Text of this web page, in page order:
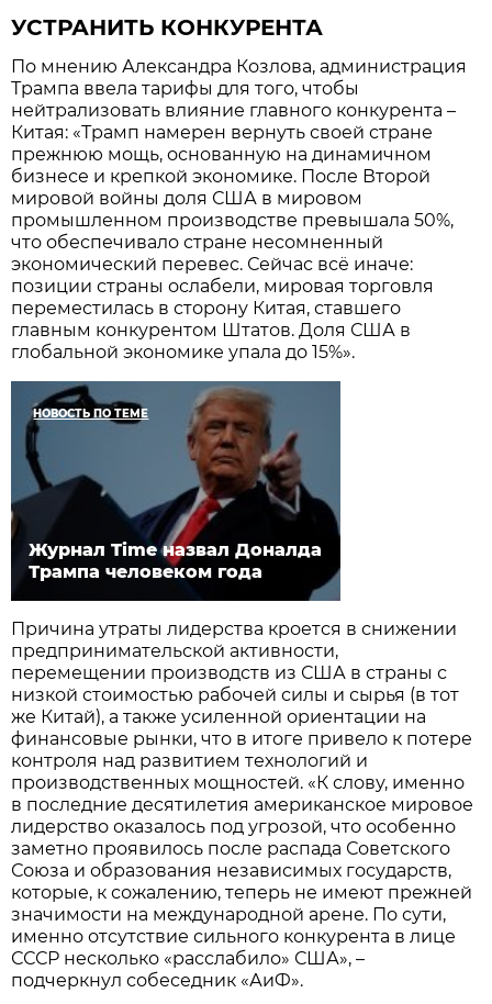
УСТРАНИТЬ КОНКУРЕНТА
По мнению Александра Козлова, администрация
Трампа ввела тарифы для того, чтобы
нейтрализовать влияние главного конкурента –
Китая: «Трамп намерен вернуть своей стране
прежнюю мощь, основанную на динамичном
бизнесе и крепкой экономике. После Второй
мировой войны доля США в мировом
промышленном производстве превышала 50%,
что обеспечивало стране несомненный
экономический перевес. Сейчас всё иначе:
позиции страны ослабели, мировая торговля
переместилась в сторону Китая, ставшего
главным конкурентом Штатов. Доля США в
глобальной экономике упала до 15%».
НОВОСТЬ ПО ТЕМЕ
Журнал Time назвал Доналда
Трампа человеком года
Причина утраты лидерства кроется в снижении
предпринимательской активности,
перемещении производств из США в страны с
низкой стоимостью рабочей силы и сырья (в тот
же Китай), а также усиленной ориентации на
финансовые рынки, что в итоге привело к потере
контроля над развитием технологий и
производственных мощностей. «К слову, именно
в последние десятилетия американское мировое
лидерство оказалось под угрозой, что особенно
заметно проявилось после распада Советского
Союза и образования независимых государств,
которые, к сожалению, теперь не имеют прежней
значимости на международной арене. По сути,
именно отсутствие сильного конкурента в лице
СССР несколько «расслабило» США», –
подчеркнул собеседник «АиФ».